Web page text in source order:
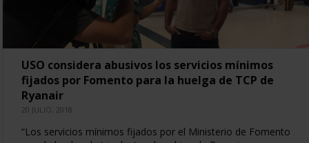
USO considera abusivos los servicios mínimos
fijados por Fomento para la huelga de TCP de
Ryanair
20 JULIO, 2018
“Los servicios mínimos fijados por el Ministerio de Fomento